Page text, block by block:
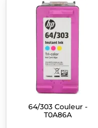
64/303 Couleur -
T0A86A